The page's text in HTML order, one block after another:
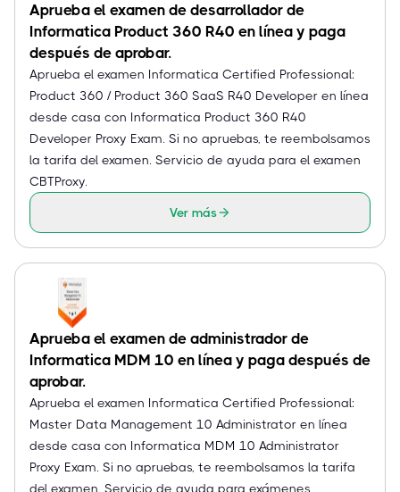
Aprueba el examen de desarrollador de
Informatica Product 360 R40 en línea y paga
después de aprobar.
Aprueba el examen Informatica Certified Professional:
Product 360 / Product 360 SaaS R40 Developer en línea
desde casa con Informatica Product 360 R40
Developer Proxy Exam. Si no apruebas, te reembolsamos
la tarifa del examen. Servicio de ayuda para el examen
CBTProxy.
Ver más
Aprueba el examen de administrador de
Informatica MDM 10 en línea y paga después de
aprobar.
Aprueba el examen Informatica Certified Professional:
Master Data Management 10 Administrator en línea
desde casa con Informatica MDM 10 Administrator
Proxy Exam. Si no apruebas, te reembolsamos la tarifa
del examen. Servicio de ayuda para exámenes